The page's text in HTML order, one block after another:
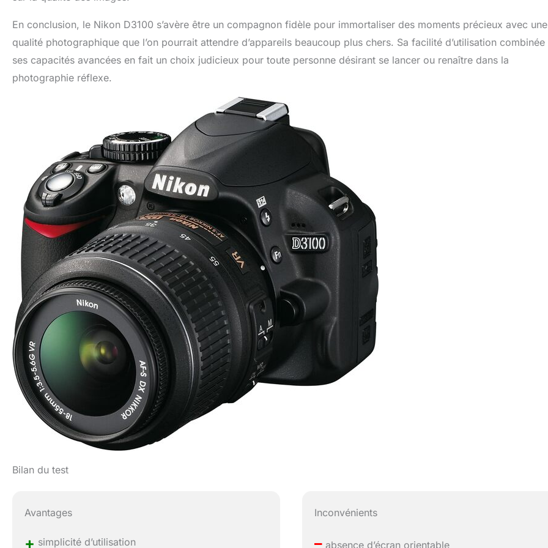
En conclusion, le Nikon D3100 s’avère être un compagnon fidèle pour immortaliser des moments précieux avec une
qualité photographique que l’on pourrait attendre d’appareils beaucoup plus chers. Sa facilité d’utilisation combinée
ses capacités avancées en fait un choix judicieux pour toute personne désirant se lancer ou renaître dans la
photographie réflexe.
Bilan du test
Avantages
+ simplicité d’utilisation
Inconvénients
– absence d’écran orientable